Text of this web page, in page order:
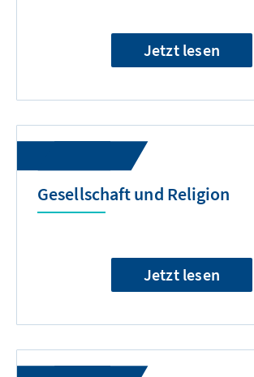
Jetzt lesen
Gesellschaft und Religion
Jetzt lesen